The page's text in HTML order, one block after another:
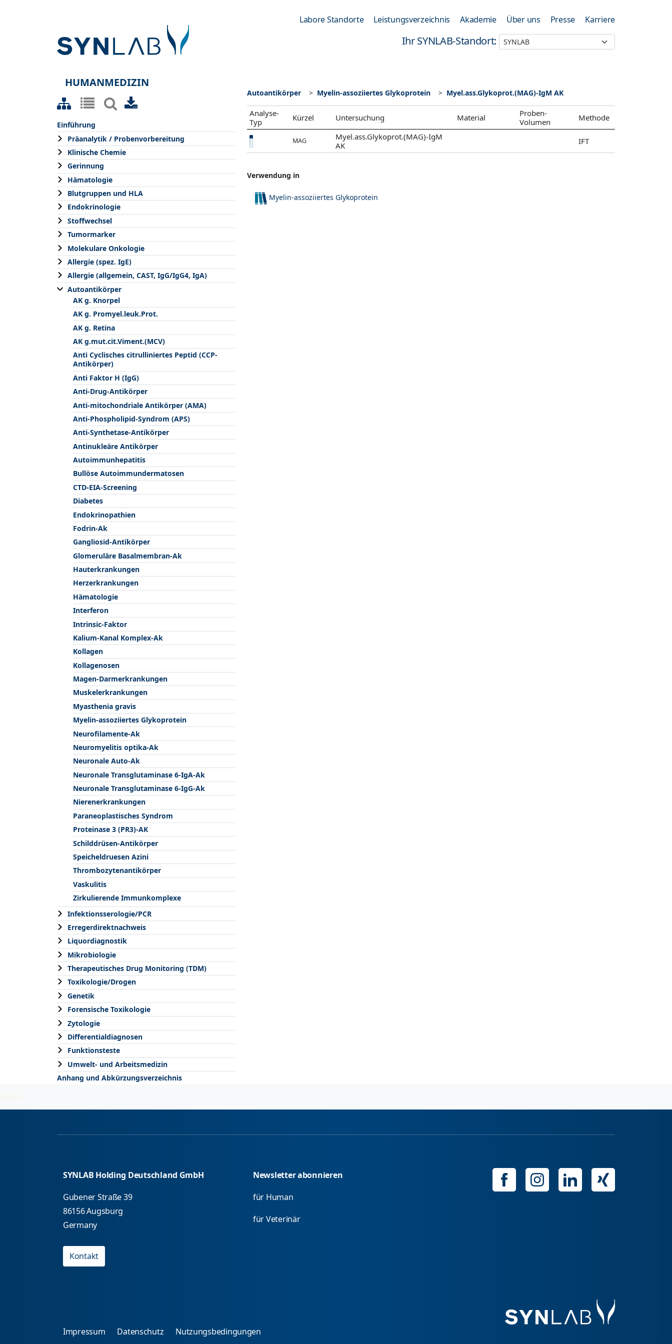
Labore Standorte Leistungsverzeichnis Akademie Über uns Presse Karriere
Ihr SYNLAB-Standort:
HUMANMEDIZIN
Einführung
Präanalytik / Probenvorbereitung
Klinische Chemie
Gerinnung
Hämatologie
Blutgruppen und HLA
Endokrinologie
Stoffwechsel
Tumormarker
Molekulare Onkologie
Allergie (spez. IgE)
Allergie (allgemein, CAST, IgG/IgG4, IgA)
Autoantikörper
AK g. Knorpel
AK g. Promyel.leuk.Prot.
AK g. Retina
AK g.mut.cit.Viment.(MCV)
Anti Cyclisches citrulliniertes Peptid (CCP-
Antikörper)
Anti Faktor H (IgG)
Anti-Drug-Antikörper
Anti-mitochondriale Antikörper (AMA)
Anti-Phospholipid-Syndrom (APS)
Anti-Synthetase-Antikörper
Antinukleäre Antikörper
Autoimmunhepatitis
Bullöse Autoimmundermatosen
CTD-EIA-Screening
Diabetes
Endokrinopathien
Fodrin-Ak
Gangliosid-Antikörper
Glomeruläre Basalmembran-Ak
Hauterkrankungen
Herzerkrankungen
Hämatologie
Interferon
Intrinsic-Faktor
Kalium-Kanal Komplex-Ak
Kollagen
Kollagenosen
Magen-Darmerkrankungen
Muskelerkrankungen
Myasthenia gravis
Myelin-assoziiertes Glykoprotein
Neurofilamente-Ak
Neuromyelitis optika-Ak
Neuronale Auto-Ak
Neuronale Transglutaminase 6-IgA-Ak
Neuronale Transglutaminase 6-IgG-Ak
Nierenerkrankungen
Paraneoplastisches Syndrom
Proteinase 3 (PR3)-AK
Schilddrüsen-Antikörper
Speicheldruesen Azini
Thrombozytenantikörper
Vaskulitis
Zirkulierende Immunkomplexe
Infektionsserologie/PCR
Erregerdirektnachweis
Liquordiagnostik
Mikrobiologie
Therapeutisches Drug Monitoring (TDM)
Toxikologie/Drogen
Genetik
Forensische Toxikologie
Zytologie
Differentialdiagnosen
Funktionsteste
Umwelt- und Arbeitsmedizin
Anhang und Abkürzungsverzeichnis
Autoantikörper Myelin-assoziiertes Glykoprotein Myel.ass.Glykoprot.(MAG)-IgM AK
Analyse-
Typ
Kürzel Untersuchung Material
Proben-
Volumen
Methode
MAG
Myel.ass.Glykoprot.(MAG)-IgM
AK
IFT
Verwendung in
Myelin-assoziiertes Glykoprotein
2026-08-07
SYNLAB Holding Deutschland GmbH
Gubener Straße 39
86156 Augsburg
Germany
Kontakt
Newsletter abonnieren
für Human
für Veterinär
Impressum Datenschutz Nutzungsbedingungen